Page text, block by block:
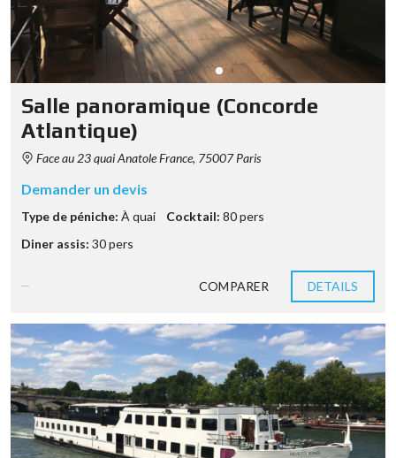
Salle panoramique (Concorde
Atlantique)
Face au 23 quai Anatole France, 75007 Paris
Demander un devis
Type de péniche: À quai Cocktail: 80 pers
Diner assis: 30 pers
COMPARER DETAILS